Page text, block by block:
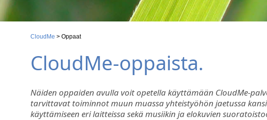
CloudMe > Oppaat
CloudMe-oppaista.
Näiden oppaiden avulla voit opetella käyttämään CloudMe-
tarvittavat toiminnot muun muassa yhteistyöhön jaetussa
käyttämiseen eri laitteissa sekä musiikin ja elokuvien